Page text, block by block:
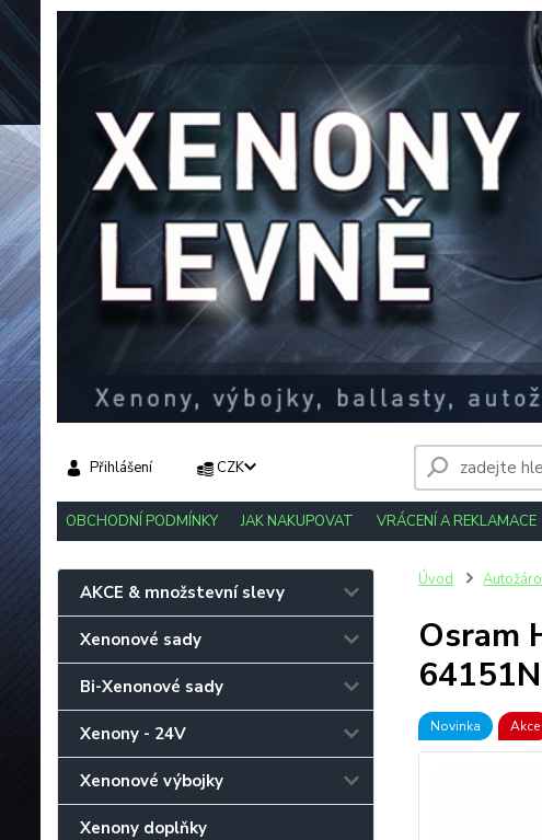
OBCHODNÍ PODMÍNKY JAK NAKUPOVAT VRÁCENÍ A REKLAMACE
CZK
Přihlášení
AKCE & množstevní slevy
Xenonové sady
Bi-Xenonové sady
Xenony - 24V
Xenonové výbojky
Xenony doplňky
Úvod
Osram
Novinka Akce